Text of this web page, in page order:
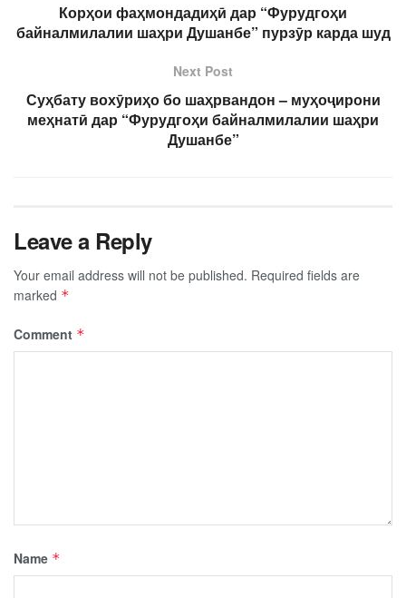
Корҳои фаҳмондадиҳӣ дар “Фурудгоҳи
байналмилалии шаҳри Душанбе” пурзӯр карда шуд
Next Post
Суҳбату вохӯриҳо бо шаҳрвандон – муҳоҷирони
меҳнатӣ дар “Фурудгоҳи байналмилалии шаҳри
Душанбе”
Leave a Reply
Your email address will not be published. Required fields are
marked *
Comment *
Name *